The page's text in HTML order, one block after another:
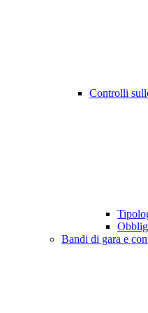
Controlli
Bandi di gara e